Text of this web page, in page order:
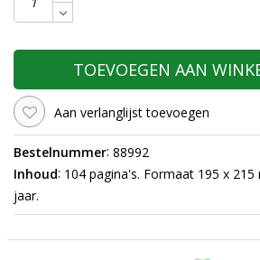
TOEVOEGEN AAN
Aan verlanglijst toevoegen
Bestelnummer: 88992
Inhoud: 104 pagina's. Formaat 195 x
jaar.